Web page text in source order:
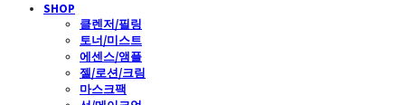
SHOP
클렌저/필링
토너/미스트
에센스/앰플
젤/로션/크림
마스크팩